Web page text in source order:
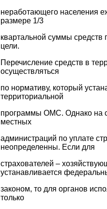
неработающего населения
размере 1/3
квартальной суммы
цели.
Перечисление средств в
осуществляться
по нормативу, который
территориальной
программы ОМС. Однако на
местных
администраций по уплате
неопределенны. Если для
страхователей –
устанавливается
законом, то для органов
только